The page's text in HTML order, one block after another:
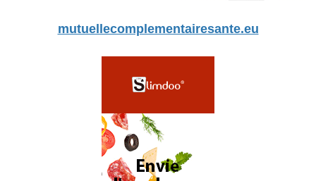
mutuellecomplementairesante.eu